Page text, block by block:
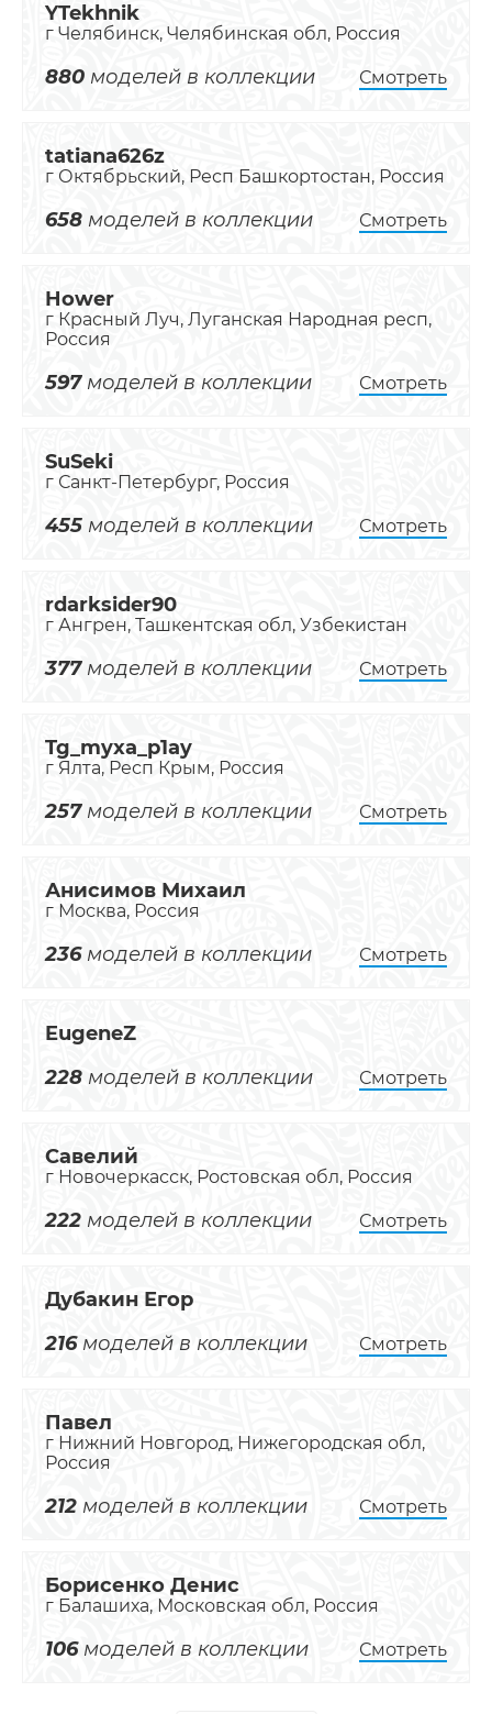
YTekhnik
г Челябинск, Челябинская обл, Россия
880 моделей в коллекции Смотреть
tatiana626z
г Октябрьский, Респ Башкортостан, Россия
658 моделей в коллекции Смотреть
Hower
г Красный Луч, Луганская Народная респ,
Россия
597моделей в коллекции Смотреть
SuSeki
г Санкт-Петербург, Россия
455 моделей в коллекции Смотреть
rdarksider90
г Ангрен, Ташкентская обл, Узбекистан
377моделей в коллекции Смотреть
Tg_myxa_p1ay
г Ялта, Респ Крым, Россия
257моделей в коллекции Смотреть
Анисимов Михаил
г Москва, Россия
236моделей в коллекции Смотреть
EugeneZ
228 моделей в коллекции Смотреть
Савелий
г Новочеркасск, Ростовская обл, Россия
222 моделей в коллекции Смотреть
Дубакин Егор
216моделей в коллекции Смотреть
Павел
г Нижний Новгород, Нижегородская обл,
Россия
212 моделей в коллекции Смотреть
Борисенко Денис
г Балашиха, Московская обл, Россия
106моделей в коллекции Смотреть